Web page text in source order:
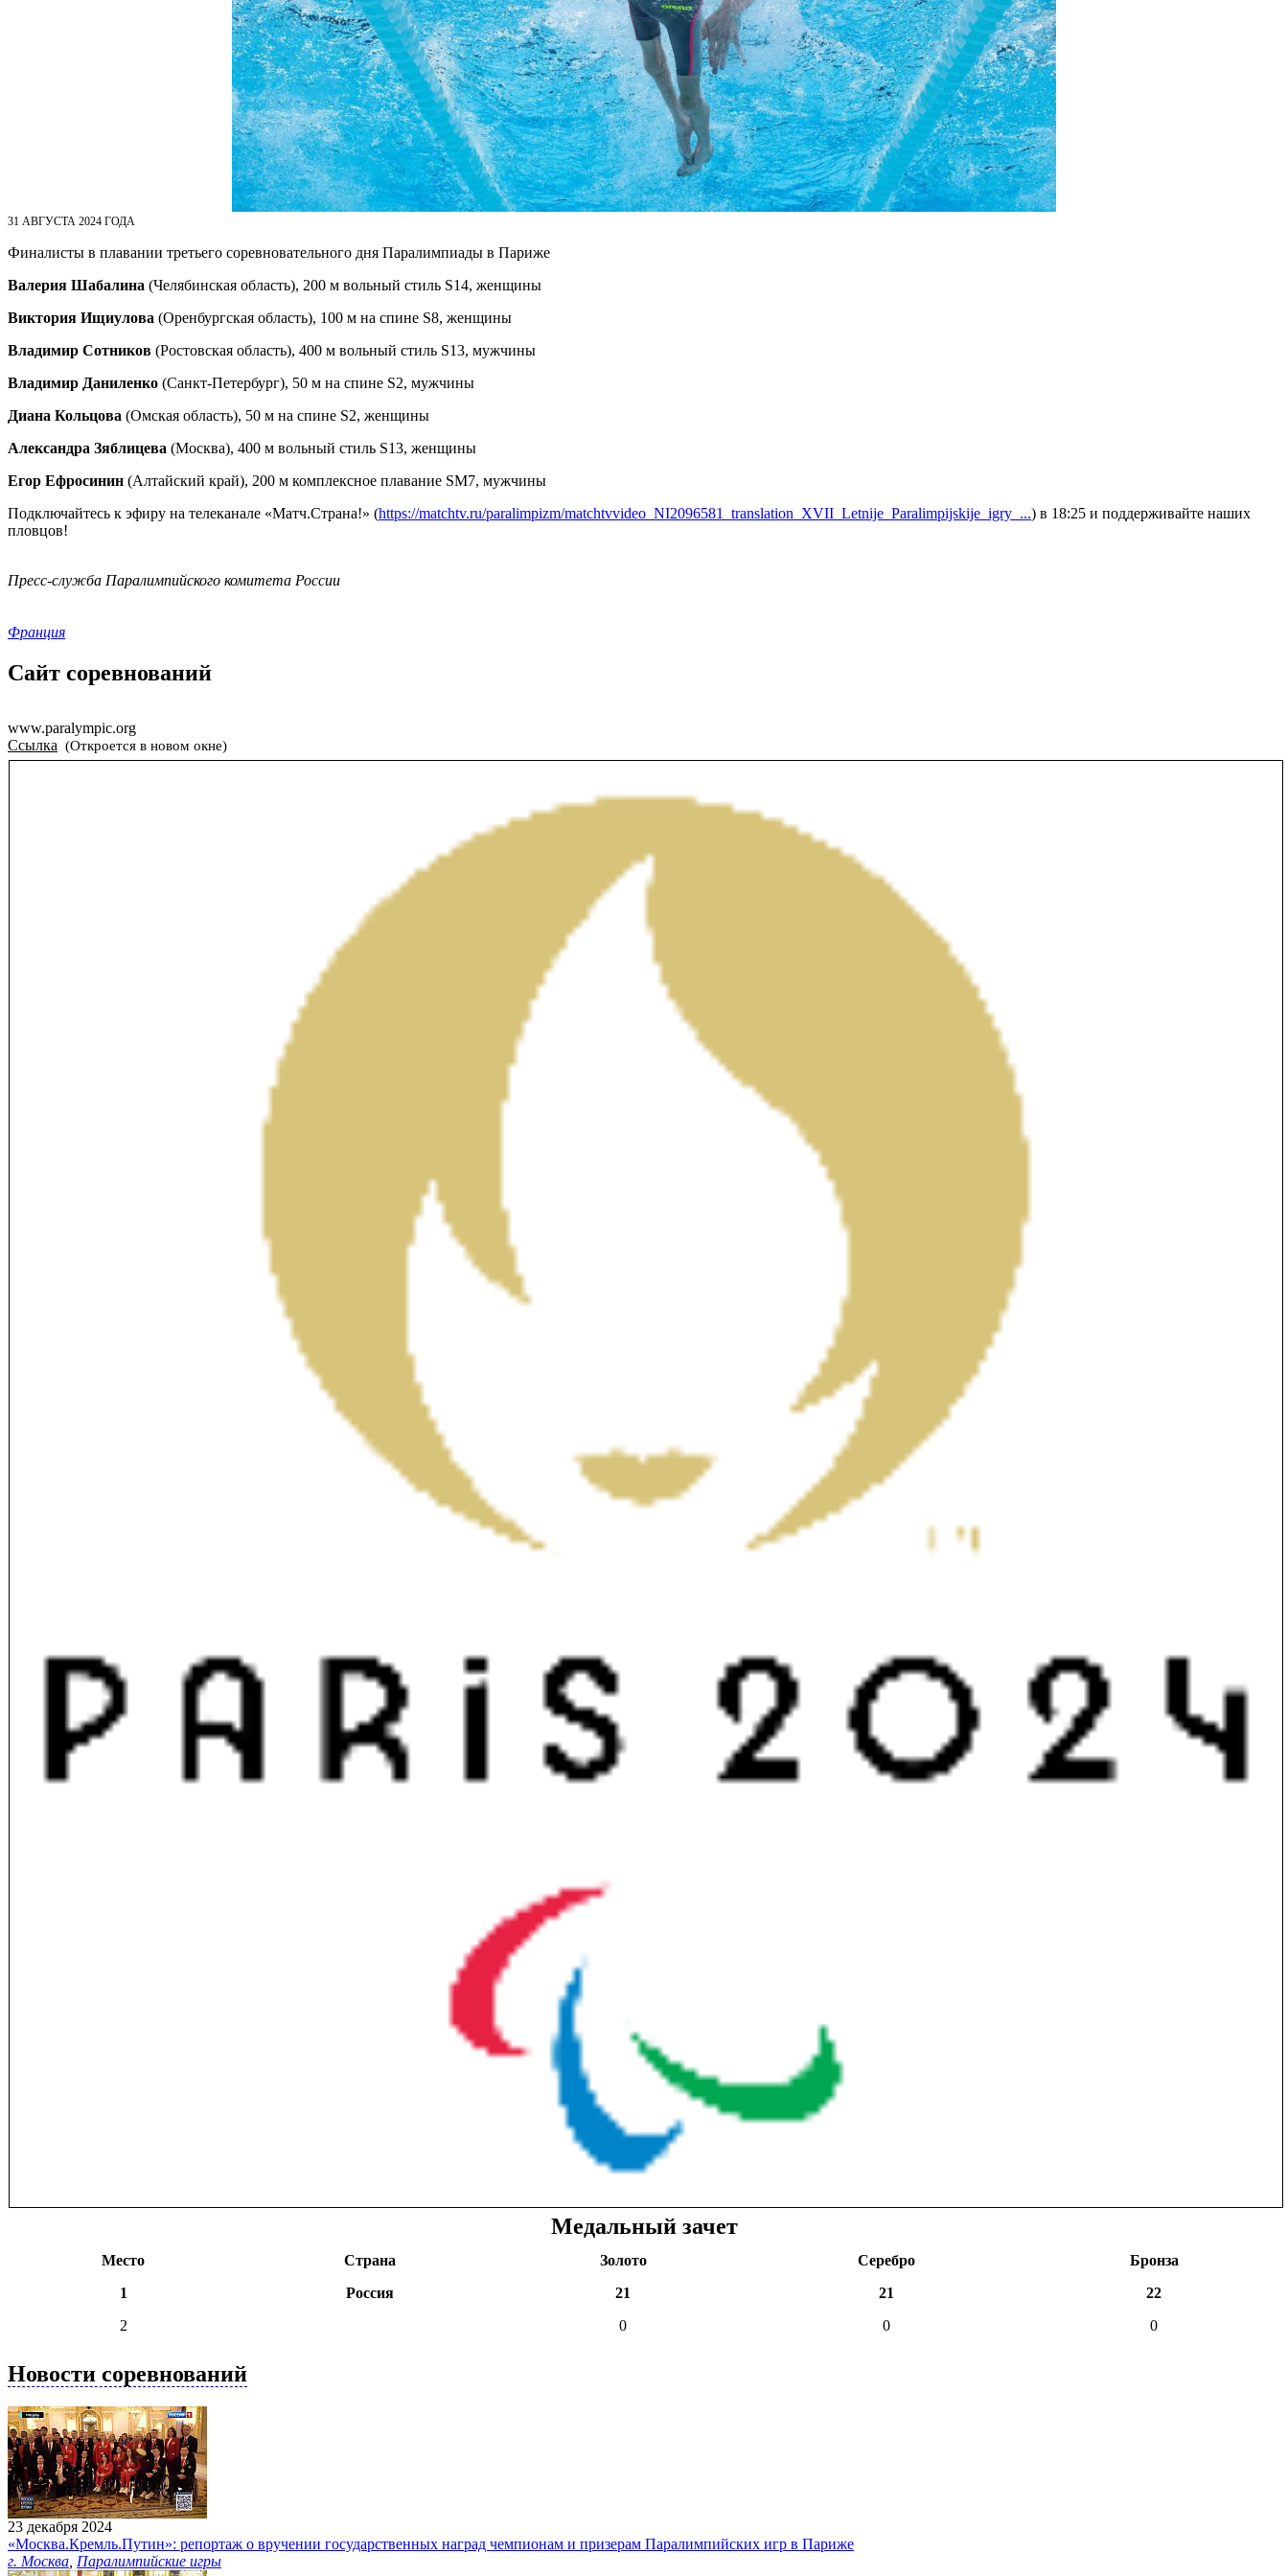
31 АВГУСТА 2024 ГОДА
Финалисты в плавании третьего соревновательного дня Паралимпиады в Париже
Валерия Шабалина (Челябинская область), 200 м вольный стиль S14, женщины
Виктория Ищиулова (Оренбургская область), 100 м на спине S8, женщины
Владимир Сотников (Ростовская область), 400 м вольный стиль S13, мужчины
Владимир Даниленко (Санкт-Петербург), 50 м на спине S2, мужчины
Диана Кольцова (Омская область), 50 м на спине S2, женщины
Александра Зяблицева (Москва), 400 м вольный стиль S13, женщины
Егор Ефросинин (Алтайский край), 200 м комплексное плавание SM7, мужчины
Подключайтесь к эфиру на телеканале «Матч.Страна!» (https://matchtv.ru/paralimpizm/matchtvvideo_NI2096581_translation_XVII_Letnije_Paralimpijskije_igry_...) в 18:25 и поддерживайте наших
пловцов!
Пресс-служба Паралимпийского комитета России
Франция
Сайт соревнований
www.paralympic.org
Ссылка (Откроется в новом окне)
Медальный зачет
Место Страна Золото Серебро
Бронза
1
Россия 21 21
22
2
0 0 0
Новости соревнований
23 декабря 2024
«Москва.Кремль.Путин»: репортаж о вручении государственных наград чемпионам и призерам Паралимпийских игр в Париже
г. Москва Паралимпийские игры